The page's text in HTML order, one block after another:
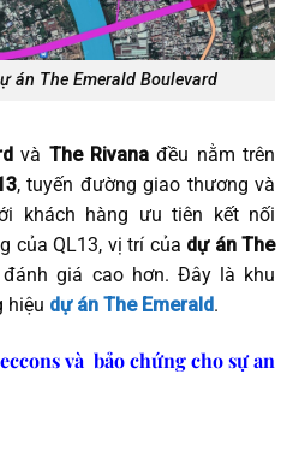
án The Emerald Boulevard
và The Rivanađều nằm trên
, tuyến đường giao thương và
khách hàng ưu tiên kết nối
của QL13, vị trí của dự án The
giá cao hơn. Đây là khu
hiệu dự án The Emerald.
và bảo chứng cho sự an